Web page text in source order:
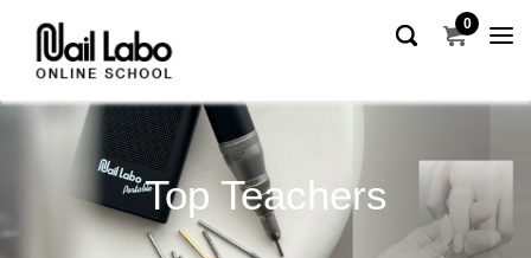
0
Top Teachers